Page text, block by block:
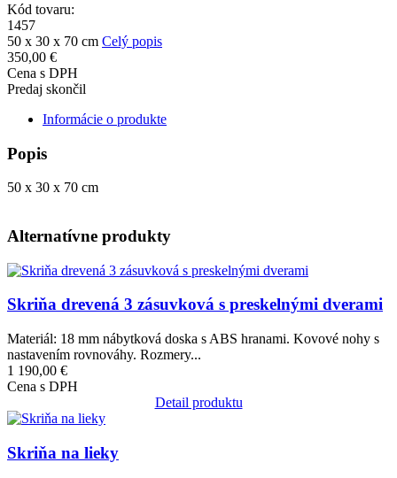
Kód tovaru:
1457
50 x 30 x 70 cm Celý popis
350,00 €
Cena s DPH
Predaj skončil
Informácie o produkte
Popis
50 x 30 x 70 cm
Alternatívne produkty
Obrázok
Skriňa drevená 3 zásuvková s preskelnými dverami
Materiál: 18 mm nábytková doska s ABS hranami. Kovové nohy s
nastavením rovnováhy. Rozmery...
1 190,00 €
Cena s DPH
Detail produktu
Obrázok
Skriňa na lieky